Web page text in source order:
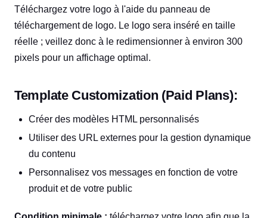
Téléchargez votre logo à l'aide du panneau de
téléchargement de logo. Le logo sera inséré en taille
réelle ; veillez donc à le redimensionner à environ 300
pixels pour un affichage optimal.
Template Customization (Paid Plans):
Créer des modèles HTML personnalisés
Utiliser des URL externes pour la gestion dynamique
du contenu
Personnalisez vos messages en fonction de votre
produit et de votre public